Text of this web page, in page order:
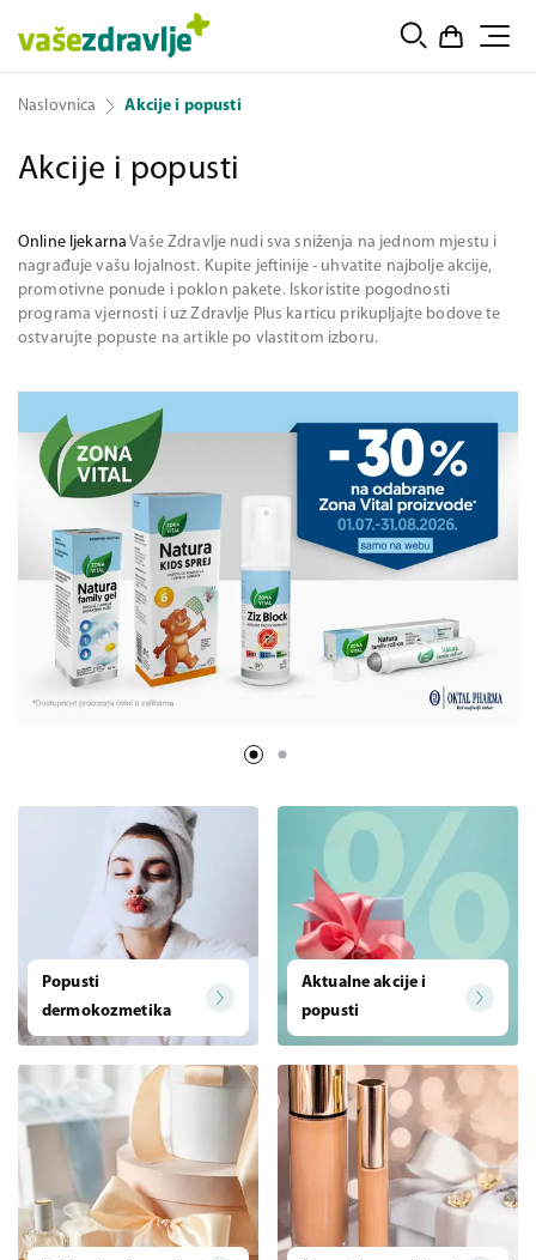
Naslovnica Akcije i popusti
Akcije i popusti
Online ljekarna Vaše Zdravlje nudi sva sniženja na jednom mjestu i
nagrađuje vašu lojalnost. Kupite jeftinije - uhvatite najbolje akcije,
promotivne ponude i poklon pakete. Iskoristite pogodnosti
programa vjernosti i uz Zdravlje Plus karticu prikupljajte bodove te
ostvarujte popuste na artikle po vlastitom izboru.
Popusti
dermokozmetika
Aktualne akcije i
popusti